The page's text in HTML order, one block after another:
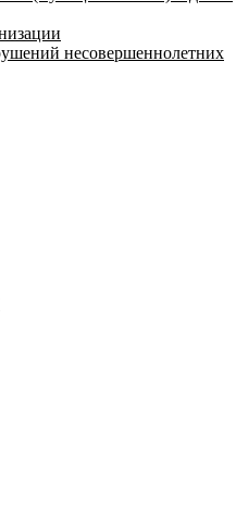
несовершеннолетних